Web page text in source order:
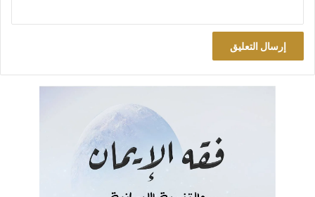
يقدمون له سندهم مجاناً دون اشتراط أو تدقيق في التزامه، أو
اعتراض علني صريح إذا أخلّ واستنكف، أو تشديد في تنفيذ شرط
التوازن، وقد كان مراوغاً منذ البداية، واستمر حتى النهاية، واعترضتم
وانسحبتم، في عملية أيدها كل دعاة العزائم، ولكن رجعتم من دون
تصورات رخيصة عن الجهاد
وفضح (مثلاً ص43-48) تصورات رخيصة بائسة عن الجهاد والسياسة
والدعوة، وسلوكيات شائنة لا تليق لصغار العاملين فكيف لمن تصدى